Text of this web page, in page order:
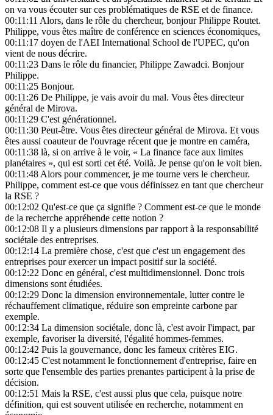
on va vous écouter sur ces problématiques de RSE et de finance.
00:11:11 Alors, dans le rôle du chercheur, bonjour Philippe Routet.
Philippe, vous êtes maître de conférence en sciences économiques,
00:11:17 doyen de l'AEI International School de l'UPEC, qu'on
vient de nous décrire.
00:11:23 Dans le rôle du financier, Philippe Zawadci. Bonjour
Philippe.
00:11:25 Bonjour.
00:11:26 De Philippe, je vais avoir du mal. Vous êtes directeur
général de Mirova.
00:11:29 C'est générationnel.
00:11:30 Peut-être. Vous êtes directeur général de Mirova. Et vous
êtes aussi coauteur de l'ouvrage récent que je montre en caméra,
00:11:38 là, si on arrive à le voir, « La finance face aux limites
planétaires », qui est sorti cet été. Voilà. Je pense qu'on le voit bien.
00:11:48Alors pour commencer, je me tourne vers le chercheur.
Philippe, comment est-ce que vous définissez en tant que chercheur
la RSE ?
00:12:02 Qu'est-ce que ça signifie ? Comment est-ce que le monde
de la recherche appréhende cette notion ?
00:12:08 Il y a plusieurs dimensions par rapport à la responsabilité
sociétale des entreprises.
00:12:14 La première chose, c'est que c'est un engagement des
entreprises pour exercer un impact positif sur la société.
00:12:22 Donc en général, c'est multidimensionnel. Donc trois
dimensions sont étudiées.
00:12:29 Donc la dimension environnementale, lutter contre le
réchauffement climatique, réduire son empreinte carbone par
exemple.
00:12:34 La dimension sociétale, donc là, c'est avoir l'impact, par
exemple, favoriser la diversité, l'égalité hommes-femmes.
00:12:42 Puis la gouvernance, donc les fameux critères EIG.
00:12:45 C'est notamment le fonctionnement d'entreprise, faire en
sorte que l'ensemble des parties prenantes participent à la prise de
décision.
00:12:51 Mais la RSE, c'est aussi plus que cela, puisque notre
définition, qui est souvent utilisée en recherche, notamment en